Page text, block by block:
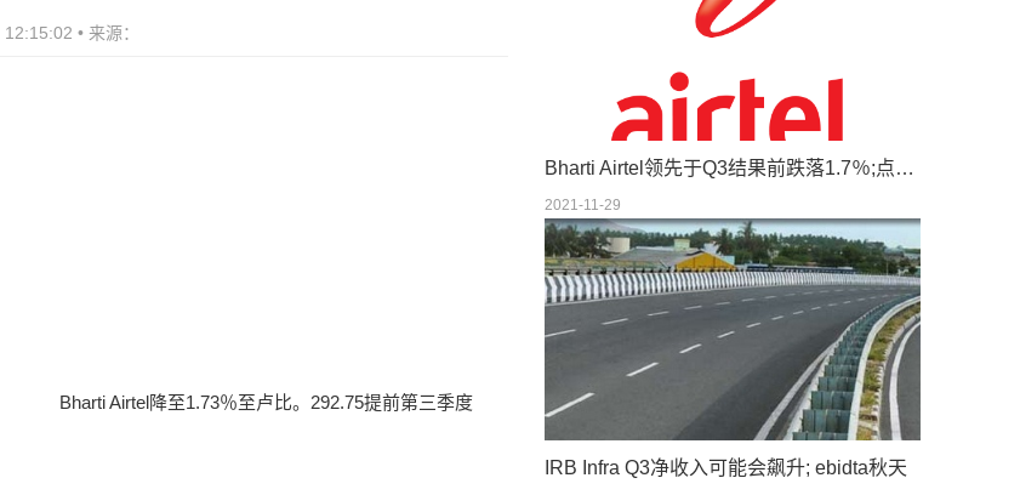
• 来源：
Bharti Airtel降至1.73％至卢比。292.75提前第三季度
Bharti Airtel领先于Q3结果前跌落1.7％;点击52周低
2021-11-29
IRB Infra Q3净收入可能会飙升; ebidta秋天